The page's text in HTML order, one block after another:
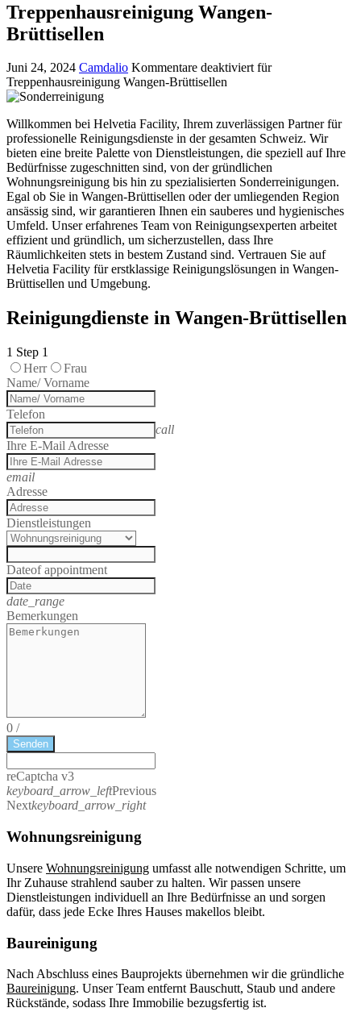
Treppenhausreinigung Wangen-
Brüttisellen
Juni 24, 2024 Camdalio Kommentare deaktiviertfür
Treppenhausreinigung Wangen-Brüttisellen
Willkommen bei Helvetia Facility, Ihrem zuverlässigen Partner für
professionelle Reinigungsdienste in der gesamten Schweiz. Wir
bieten eine breite Palette von Dienstleistungen, die speziell auf Ihre
Bedürfnisse zugeschnitten sind, von der gründlichen
Wohnungsreinigung bis hin zu spezialisierten Sonderreinigungen.
Egal ob Sie in Wangen-Brüttisellen oder der umliegenden Region
ansässig sind, wir garantieren Ihnen ein sauberes und hygienisches
Umfeld. Unser erfahrenes Team von Reinigungsexperten arbeitet
effizient und gründlich, um sicherzustellen, dass Ihre
Räumlichkeiten stets in bestem Zustand sind. Vertrauen Sie auf
Helvetia Facility für erstklassige Reinigungslösungen in Wangen-
Brüttisellen und Umgebung.
Reinigungdienste in Wangen-Brüttisellen
1 Step 1
Herr
Frau
Name/ Vorname
Telefon
call
Ihre E-Mail Adresse
email
Adresse
Dienstleistungen
Dateof appointment
date_range
Bemerkungen
0 /
Senden
reCaptcha v3
keyboard_arrow_leftPrevious
Nextkeyboard_arrow_right
Wohnungsreinigung
Unsere Wohnungsreinigung umfasst alle notwendigen Schritte, um
Ihr Zuhause strahlend sauber zu halten. Wir passen unsere
Dienstleistungen individuell an Ihre Bedürfnisse an und sorgen
dafür, dass jede Ecke Ihres Hauses makellos bleibt.
Baureinigung
Nach Abschluss eines Bauprojekts übernehmen wir die gründliche
Baureinigung. Unser Team entfernt Bauschutt, Staub und andere
Rückstände, sodass Ihre Immobilie bezugsfertig ist.